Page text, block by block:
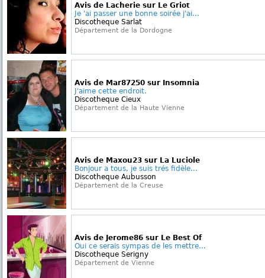
Avis de Lacherie sur Le Griot
Je 'ai passer une bonne soirée j'ai...
Discotheque Sarlat
Département de la Dordogne
Avis de Mar87250 sur Insomnia
J'aime cette endroit.
Discotheque Cieux
Département de la Haute Vienne
Avis de Maxou23 sur La Luciole
Bonjour a tous, je suis trés fidèle...
Discotheque Aubusson
Département de la Creuse
Avis de Jerome86 sur Le Best Of
Oui ce serais sympas de les mettre...
Discotheque Serigny
Département de Vienne